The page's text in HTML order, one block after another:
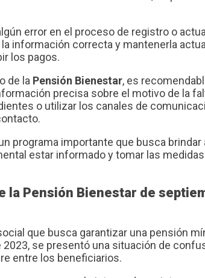
error en el proceso de registro o
información correcta y mantenerla
los pagos.
de la Pensión Bienestar, es
precisa sobre el motivo de la
o utilizar los canales de
programa importante que busca
estar informado y tomar las
la Pensión Bienestar de
que busca garantizar una pensión
se presentó una situación de
entre los beneficiarios.